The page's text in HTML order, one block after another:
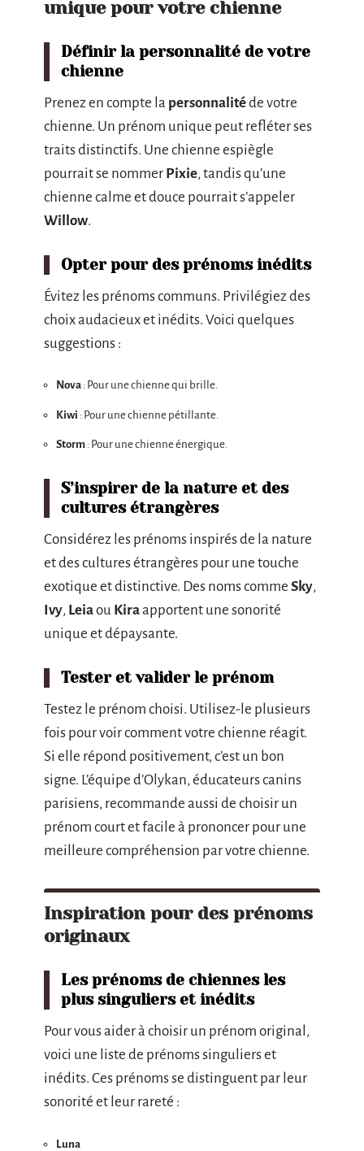
unique pour votre chienne
Définir la personnalité de votre
chienne
Prenez en compte la personnalitéde votre
chienne. Un prénom unique peut refléter ses
traits distinctifs. Une chienne espiègle
pourrait se nommer Pixie, tandis qu’une
chienne calme et douce pourrait s’appeler
Willow.
Opter pour des prénoms inédits
Évitez les prénoms communs. Privilégiez des
choix audacieux et inédits. Voici quelques
suggestions :
Nova : Pour une chienne qui brille.
Kiwi : Pour une chienne pétillante.
Storm : Pour une chienne énergique.
S’inspirer de la nature et des
cultures étrangères
Considérez les prénoms inspirés de la nature
et des cultures étrangères pour une touche
exotique et distinctive. Des noms comme Sky,
Ivy, Leiaou Kiraapportent une sonorité
unique et dépaysante.
Tester et valider le prénom
Testez le prénom choisi. Utilisez-le plusieurs
fois pour voir comment votre chienne réagit.
Si elle répond positivement, c’est un bon
signe. L’équipe d’Olykan, éducateurs canins
parisiens, recommande aussi de choisir un
prénom court et facile à prononcer pour une
meilleure compréhension par votre chienne.
Inspiration pour des prénoms
originaux
Les prénoms de chiennes les
plus singuliers et inédits
Pour vous aider à choisir un prénom original,
voici une liste de prénoms singuliers et
inédits. Ces prénoms se distinguent par leur
sonorité et leur rareté :
Luna